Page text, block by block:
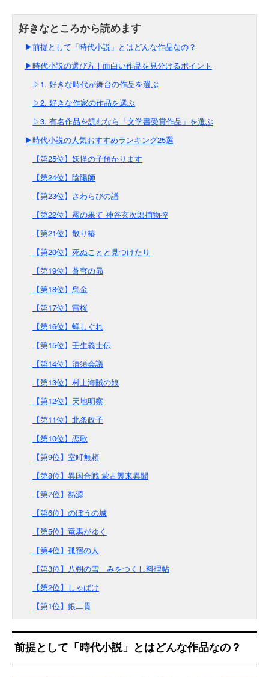
▶前提として「時代小説」とはどんな作品なの？
▶時代小説の選び方｜面白い作品を見分けるポイント
▷1. 好きな時代が舞台の作品を選ぶ
▷2. 好きな作家の作品を選ぶ
▷3. 有名作品を読むなら「文学書受賞作品」を選ぶ
▶時代小説の人気おすすめランキング25選
【第25位】妖怪の子預かります
【第24位】陰陽師
【第23位】さわらびの譜
【第22位】霧の果て 神谷玄次郎捕物控
【第21位】散り椿
【第20位】死ぬことと見つけたり
【第19位】蒼穹の昴
【第18位】烏金
【第17位】雷桜
【第16位】蝉しぐれ
【第15位】壬生義士伝
【第14位】清須会議
【第13位】村上海賊の娘
【第12位】天地明察
【第11位】北条政子
【第10位】恋歌
【第9位】室町無頼
【第8位】異国合戦 蒙古襲来異聞
【第7位】熱源
【第6位】のぼうの城
【第5位】竜馬がゆく
【第4位】孤宿の人
【第3位】八朔の雪 みをつくし料理帖
【第2位】しゃばけ
【第1位】銀二貫
前提として「時代小説」とはどんな作品なの？